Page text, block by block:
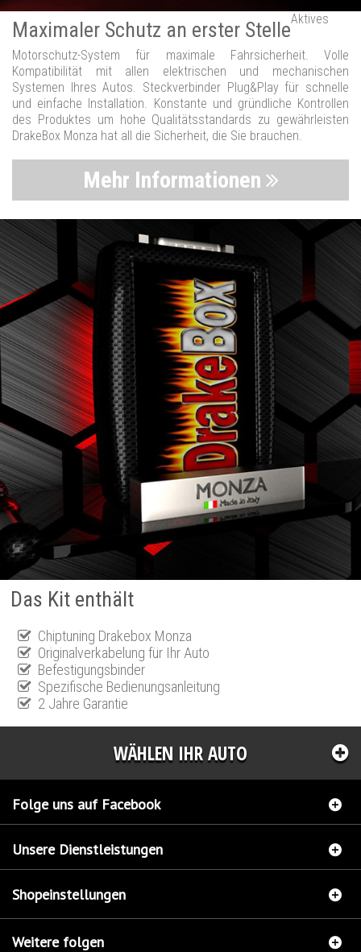
Maximaler Schutz an erster StelleAktives
Motorschutz-System für maximale Fahrsicherheit. Volle
Kompatibilität mit allen elektrischen und mechanischen
Systemen Ihres Autos. Steckverbinder Plug&Play für schnelle
und einfache Installation. Konstante und gründliche Kontrollen
des Produktes um hohe Qualitätsstandards zu gewährleisten
DrakeBox Monza hat all die Sicherheit, die Sie brauchen.
Mehr Informationen
Das Kit enthält
Chiptuning Drakebox Monza
Originalverkabelung für Ihr Auto
Befestigungsbinder
Spezifische Bedienungsanleitung
2 Jahre Garantie
WÄHLEN IHR AUTO
Folge uns auf Facebook
Unsere Dienstleistungen
Shopeinstellungen
Weitere folgen